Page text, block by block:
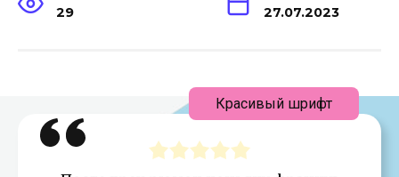
29 27.07.2023
Красивый шрифт